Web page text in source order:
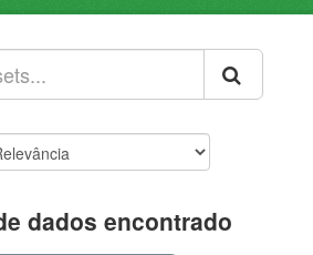
dados encontrado